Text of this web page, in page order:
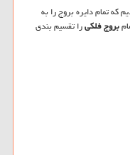
تمام دایره بروج را به
بروج فلکیرا تقسیم بندی